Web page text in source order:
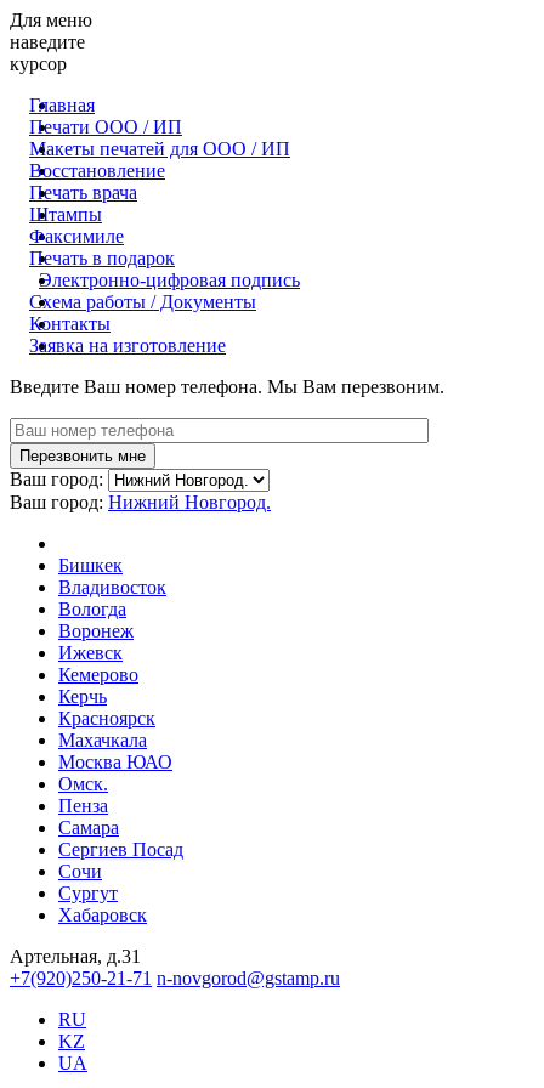
Для меню
наведите
курсор
Главная
Печати ООО / ИП
Макеты печатей для OOO / ИП
Восстановление
Печать врача
Штампы
Факсимиле
Печать в подарок
Электронно-цифровая подпись
Схема работы / Документы
Контакты
Заявка на изготовление
Введите Ваш номер телефона. Мы Вам перезвоним.
Ваш город:
Ваш город: Нижний Новгород.
Бишкек
Владивосток
Вологда
Воронеж
Ижевск
Кемерово
Керчь
Красноярск
Махачкала
Москва ЮАО
Омск.
Пенза
Самара
Сергиев Посад
Сочи
Сургут
Хабаровск
Артельная, д.31
+7(920)250-21-71 n-novgorod@gstamp.ru
RU
KZ
UA